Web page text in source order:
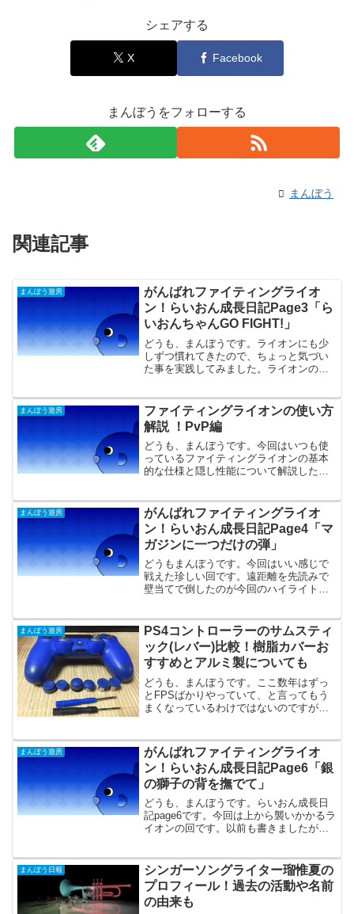
シェアする
X Facebook
まんぼうをフォローする
まんぼう
関連記事
まんぼう遊房
がんばれファイティングライオ
ン！らいおん成長日記Page3「ら
いおんちゃんGO FIGHT!」
どうも、まんぼうです。ライオンにも少
しずつ慣れてきたので、ちょっと気づい
た事を実践してみました。ライオンの弾
性質があります。なので地上から水平方
向に撃った場合敵に当たら...
まんぼう遊房
ファイティングライオンの使い方
解説 ！PvP編
どうも、まんぼうです。今回はいつも使
っているファイティングライオンの基本
的な仕様と隠し性能について解説した動
ティングライオンには基本的な機能とし
て以下のものがありま...
まんぼう遊房
がんばれファイティングライオ
ン！らいおん成長日記Page4「マ
ガジンに一つだけの弾」
どうもまんぼうです。今回はいい感じで
戦えた珍しい回です。遠距離を先読みで
壁当てで倒したのが今回のハイライト。
います。ライオンには起爆方法が3つあり
ます。1.敵に直接当て...
まんぼう遊房
PS4コントローラーのサムスティ
ック(レバー)比較！樹脂カバーお
すすめとアルミ製についても
どうも、まんぼうです。ここ数年はずっ
とFPSばかりやっていて、と言ってもう
まくなっているわけではないのですが、
などを試しています。そこで色々と試し
てきた感想を紹介してい...
まんぼう遊房
がんばれファイティングライオ
ン！らいおん成長日記Page6「銀
の獅子の背を撫でて」
どうも、まんぼうです。らいおん成長日
記page6です。今回は上から襲いかかるラ
イオンの回です。以前も書きましたが、
います。上空にエイムを向けるときはベ
タ足になるプレイヤ...
まんぼう日報
シンガーソングライター瑠惟夏の
プロフィール！過去の活動や名前
の由来も